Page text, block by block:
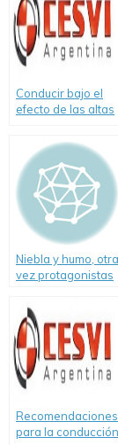
Conducir bajo el
efecto de las altas
Niebla y humo, otra
vez protagonistas
accidente
Recomendaciones
para la conducción